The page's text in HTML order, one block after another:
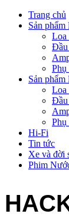
Trang chủ
Sản
Loa
Đầu
Sản
Loa
Hi-Fi
Tin tức
Xe và đời
Phim